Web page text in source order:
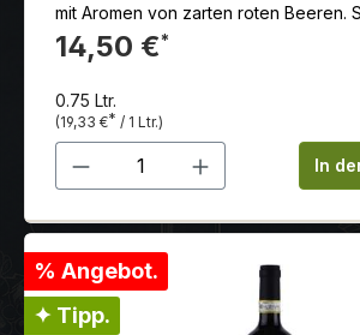
mit Aromen von zarten roten Beeren.
Leichtigkeit und lebhafte Säure lädt
unbekümmerten Trinken ein.
14,50 €*
0.75 Ltr.
(19,33 €* / 1 Ltr.)
Produkt Anzahl: GibIn
% Angebot.
✦ Tipp.